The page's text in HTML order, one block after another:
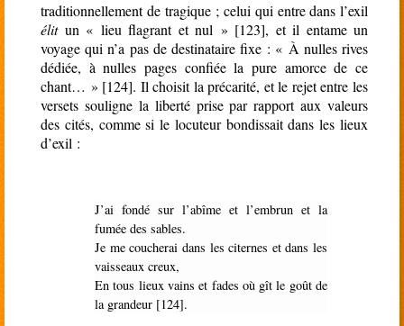
traditionnellement de tragique ; celui qui entre dans l’exil
élitun « lieu flagrant et nul » [123], et il entame un
voyage qui n’a pas de destinataire fixe : « À nulles rives
dédiée, à nulles pages confiée la pure amorce de ce
chant… » [124]. Il choisit la précarité, et le rejet entre les
versets souligne la liberté prise par rapport aux valeurs
des cités, comme si le locuteur bondissait dans les lieux
d’exil :
J’ai fondé sur l’abîme et l’embrun et la
fumée des sables.
Je me coucherai dans les citernes et dans les
vaisseaux creux,
En tous lieux vains et fades où gît le goût de
la grandeur [124].